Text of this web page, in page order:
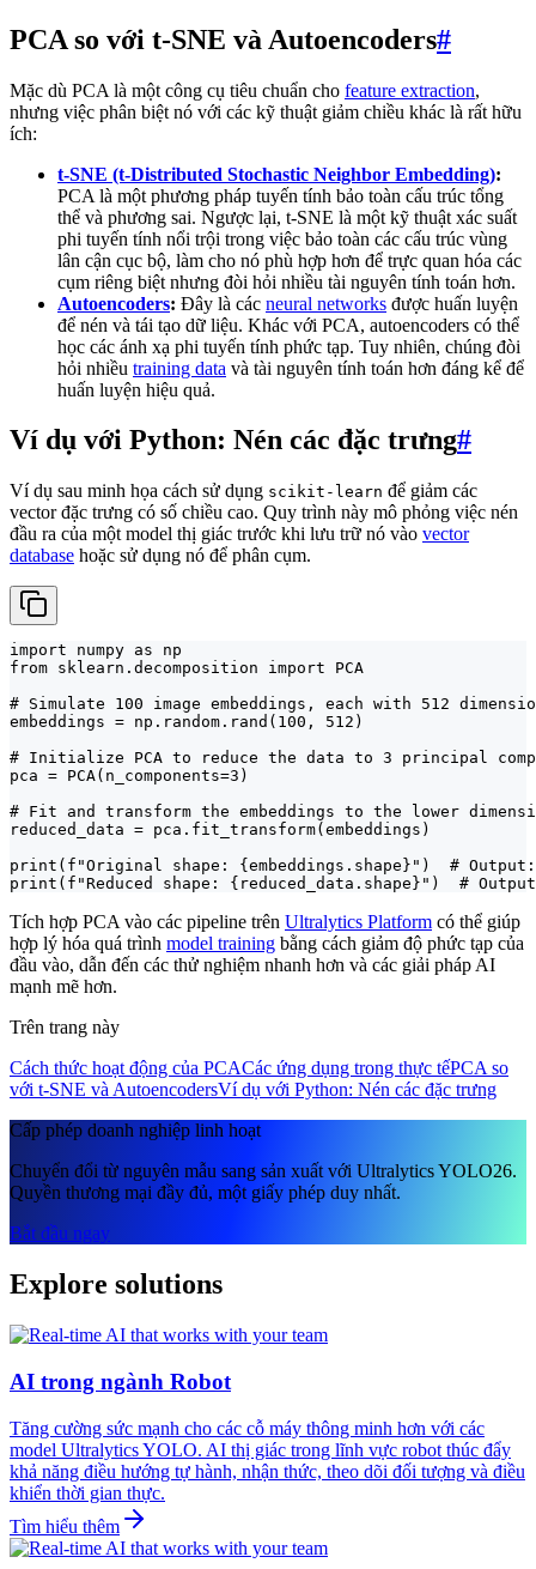
PCA so với t-SNE và Autoencoders#
Mặc dù PCA là một công cụ tiêu chuẩn cho feature extraction,
nhưng việc phân biệt nó với các kỹ thuật giảm chiều khác là rất hữu
ích:
t-SNE (t-Distributed Stochastic Neighbor Embedding):
PCA là một phương pháp tuyến tính bảo toàn cấu trúc tổng
thể và phương sai. Ngược lại, t-SNE là một kỹ thuật xác suất
phi tuyến tính nổi trội trong việc bảo toàn các cấu trúc vùng
lân cận cục bộ, làm cho nó phù hợp hơn để trực quan hóa các
cụm riêng biệt nhưng đòi hỏi nhiều tài nguyên tính toán hơn.
Autoencoders: Đây là các neural networks được huấn luyện
để nén và tái tạo dữ liệu. Khác với PCA, autoencoders có thể
học các ánh xạ phi tuyến tính phức tạp. Tuy nhiên, chúng đòi
hỏi nhiều training data và tài nguyên tính toán hơn đáng kể để
huấn luyện hiệu quả.
Ví dụ với Python: Nén các đặc trưng#
Ví dụ sau minh họa cách sử dụng scikit-learn để giảm các
vector đặc trưng có số chiều cao. Quy trình này mô phỏng việc nén
đầu ra của một model thị giác trước khi lưu trữ nó vào vector
database hoặc sử dụng nó để phân cụm.
import numpy as np
from sklearn.decomposition import PCA
# Simulate 100 image embeddings, each with 512
embeddings = np.random.rand(100, 512)
# Initialize PCA to reduce the data to 3 principal
pca = PCA(n_components=3)
# Fit and transform the embeddings to the lower
reduced_data = pca.fit_transform(embeddings)
print(f"Original shape: {embeddings.shape}")  #
print(f"Reduced shape: {reduced_data.shape}")  #
Tích hợp PCA vào các pipeline trên Ultralytics Platform có thể giúp
hợp lý hóa quá trình model training bằng cách giảm độ phức tạp của
đầu vào, dẫn đến các thử nghiệm nhanh hơn và các giải pháp AI
mạnh mẽ hơn.
Trên trang này
Cách thức hoạt động của PCACác ứng dụng trong thực tếPCA so
với t-SNE và AutoencodersVí dụ với Python: Nén các đặc trưng
Cấp phép doanh nghiệp linh hoạt
Chuyển đổi từ nguyên mẫu sang sản xuất với Ultralytics YOLO26.
Quyền thương mại đầy đủ, một giấy phép duy nhất.
Bắt đầu ngay
Explore solutions
AI trong ngành Robot
Tăng cường sức mạnh cho các cỗ máy thông minh hơn với các
model Ultralytics YOLO. AI thị giác trong lĩnh vực robot thúc đẩy
khả năng điều hướng tự hành, nhận thức, theo dõi đối tượng và điều
khiển thời gian thực.
Tìm hiểu thêm